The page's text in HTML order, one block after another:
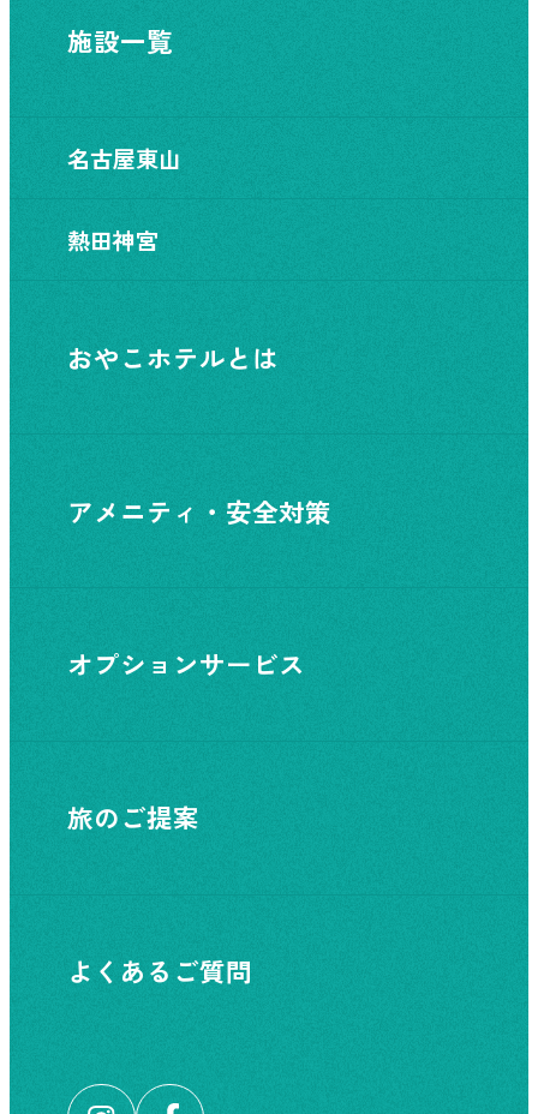
施設一覧
名古屋東山
熱田神宮
おやこホテルとは
アメニティ・安全対策
オプションサービス
旅のご提案
よくあるご質問